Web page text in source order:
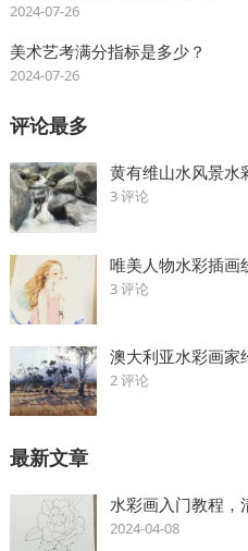
2024-07-26
美术艺考满分指标是多少？
2024-07-26
评论最多
黄有维山水风景水
3 评论
唯美人物水彩插画
3 评论
澳大利亚水彩画家
2 评论
最新文章
水彩画入门教程，
2024-04-08